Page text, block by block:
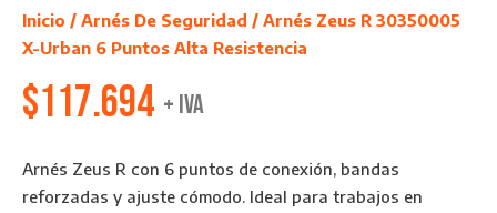
Inicio / Arnés De Seguridad / Arnés Zeus R 30350005
X-Urban 6 Puntos Alta Resistencia
$117.694 + IVA
Arnés Zeus R con 6 puntos de conexión, bandas
reforzadas y ajuste cómodo. Ideal para trabajos en